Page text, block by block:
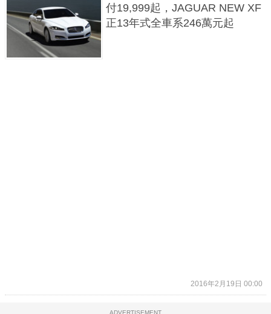
付19,999起，JAGUAR NEW XF
正13年式全車系246萬元起
2016年2月19日 00:00
ADVERTISEMENT